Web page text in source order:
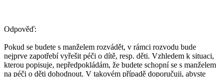
Odpověď:
Pokud se budete s manželem rozvádět, v rámci rozvodu bude
nejprve zapotřebí vyřešit péči o dítě, resp. děti. Vzhledem k situaci,
kterou popisuje, nepředpokládám, že budete schopní se s manželem
na péči o děti dohodnout. V takovém případě doporučuji, abyste